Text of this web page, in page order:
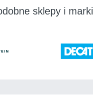
sklepy i marki